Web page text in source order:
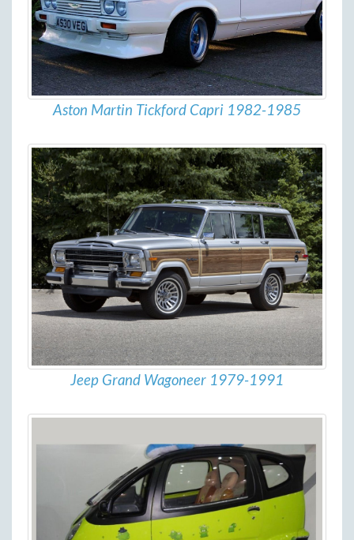
Aston Martin Tickford Capri 1982-1985
Jeep Grand Wagoneer 1979-1991